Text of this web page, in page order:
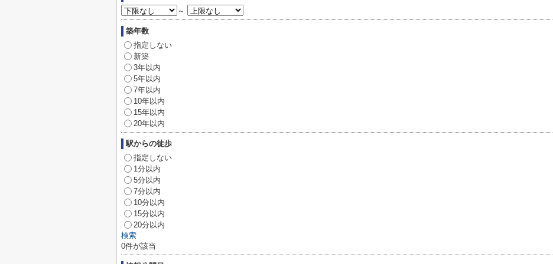
～
築年数
指定しない
新築
3年以内
5年以内
7年以内
10年以内
15年以内
20年以内
駅からの徒歩
指定しない
1分以内
5分以内
7分以内
10分以内
15分以内
20分以内
検索
0件が該当